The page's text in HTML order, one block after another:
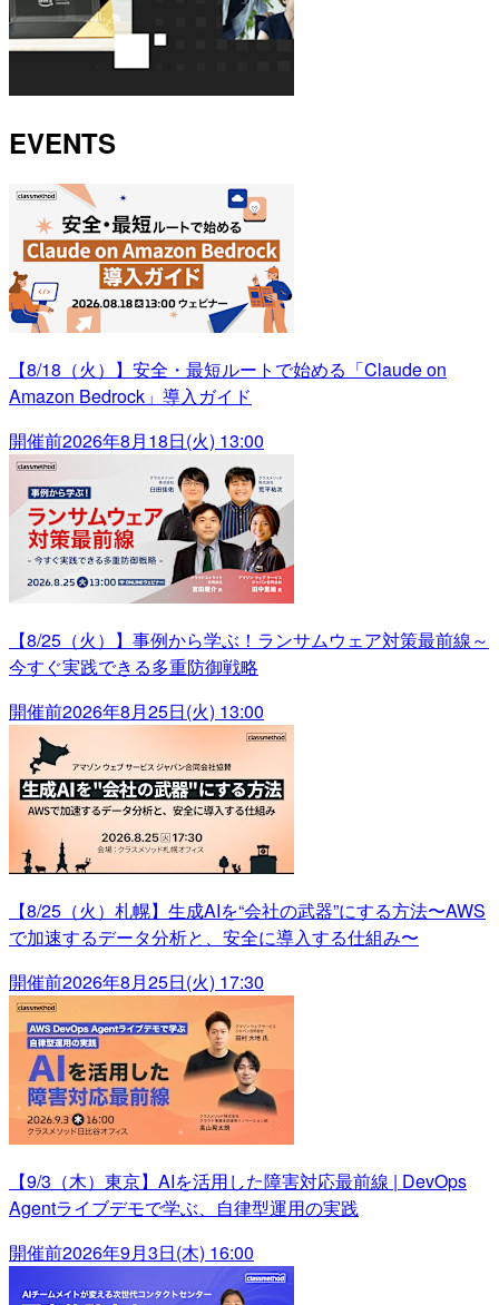
EVENTS
【8/18（火）】安全・最短ルートで始める「Claude on
Amazon Bedrock」導入ガイド
開催前2026年8月18日(火) 13:00
【8/25（火）】事例から学ぶ！ランサムウェア対策最前線～
今すぐ実践できる多重防御戦略
開催前2026年8月25日(火) 13:00
【8/25（火）札幌】生成AIを“会社の武器”にする方法〜AWS
で加速するデータ分析と、安全に導入する仕組み〜
開催前2026年8月25日(火) 17:30
【9/3（木）東京】AIを活用した障害対応最前線 | DevOps
Agentライブデモで学ぶ、自律型運用の実践
開催前2026年9月3日(木) 16:00